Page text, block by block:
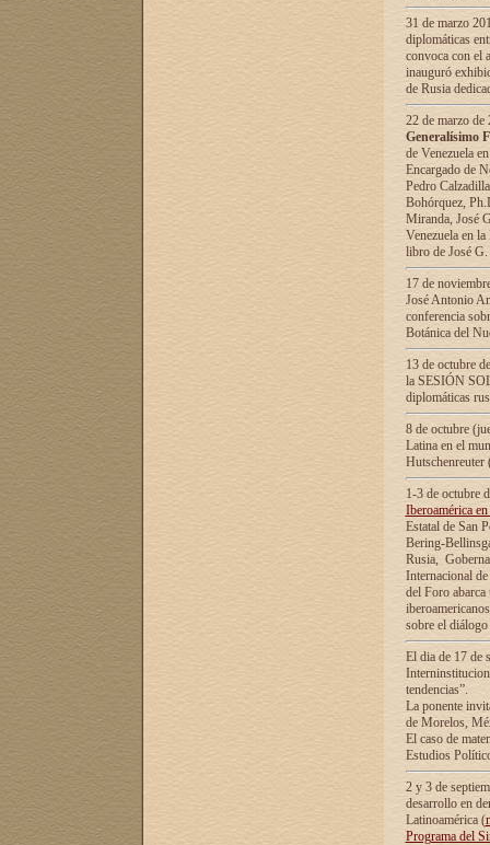
31 de marzo
diplomáticas
convoca con el
inauguró
de Rusia
22 de marzo
Generalísimo
de Venezuela
Encargado de
Pedro
Bohórquez,
Miranda, José
Venezuela en
libro de José
17 de
José Antonio
conferencia
Botánica del
13 de octubre
la SESIÓN
diplomáticas
8 de octubre
Latina en el
1-3 de octubre
Iberoamérica
Estatal de San
Bering-
Rusia,
Internacional
del Foro
sobre el
El dia de 17 de
tendencias”.
La ponente
de Morelos,
El caso de
Estudios
2 y 3 de
desarrollo en
Latinoamérica (
Programa del